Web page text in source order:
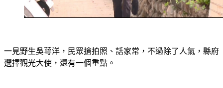
一見野生吳萼洋，民眾搶拍照、話家常，不過除了人氣，縣府
選擇觀光大使，還有一個重點。